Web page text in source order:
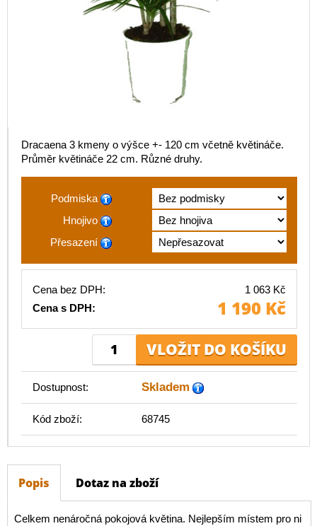
Dracaena 3 kmeny o výšce +- 120 cm včetně květináče.
Průměr květináče 22 cm. Různé druhy.
Podmiska
Hnojivo
Přesazení
Cena bez DPH:
1 063 Kč
Cena s DPH:
1 190 Kč
Dostupnost: Skladem
Kód zboží: 68745
Popis Dotaz na zboží
Celkem nenáročná pokojová květina. Nejlepším místem pro ni